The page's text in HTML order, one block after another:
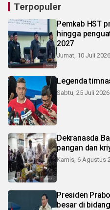
Terpopuler
Pemkab HST
hingga
2027
Jumat, 10 Juli
Legenda
Sabtu, 25 Juli
Dekranasda
pangan dan
Kamis, 6 Agustus
Presiden
besar di